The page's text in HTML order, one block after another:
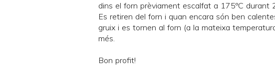
dins el forn prèviament escalfat a 175ºC durant
Es retiren del forn i quan encara són ben
gruix i es tornen al forn (a la mateixa
més.
Bon profit!